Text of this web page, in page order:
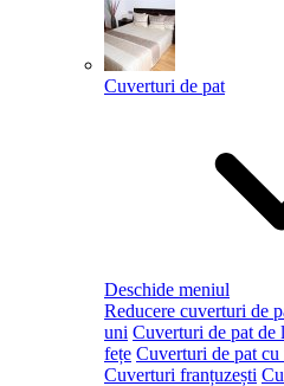
Cuverturi de pat
Deschide meniul
Reducere cuverturi de
uni Cuverturi de pat de
fețe Cuverturi de pat
Cuverturi franțuzești